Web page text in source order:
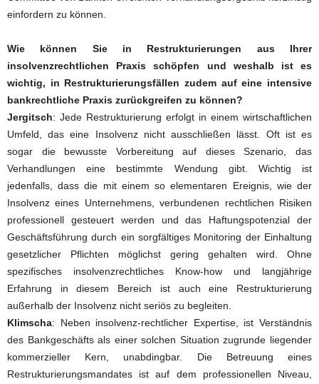
einfordern zu können.
Wie können Sie in Restrukturierungen aus Ihrer
insolvenzrechtlichen Praxis schöpfen und weshalb ist es
wichtig, in Restrukturierungsfällen zudem auf eine intensive
bankrechtliche Praxis zurückgreifen zu können?
Jergitsch: Jede Restrukturierung erfolgt in einem wirtschaftlichen
Umfeld, das eine Insolvenz nicht ausschließen lässt. Oft ist es
sogar die bewusste Vorbereitung auf dieses Szenario, das
Verhandlungen eine bestimmte Wendung gibt. Wichtig ist
jedenfalls, dass die mit einem so elementaren Ereignis, wie der
Insolvenz eines Unternehmens, verbundenen rechtlichen Risiken
professionell gesteuert werden und das Haftungspotenzial der
Geschäftsführung durch ein sorgfältiges Monitoring der Einhaltung
gesetzlicher Pflichten möglichst gering gehalten wird. Ohne
spezifisches insolvenzrechtliches Know-how und langjährige
Erfahrung in diesem Bereich ist auch eine Restrukturierung
außerhalb der Insolvenz nicht seriös zu begleiten.
Klimscha: Neben insolvenz-rechtlicher Expertise, ist Verständnis
des Bankgeschäfts als einer solchen Situation zugrunde liegender
kommerzieller Kern, unabdingbar. Die Betreuung eines
Restrukturierungsmandates ist auf dem professionellen Niveau,